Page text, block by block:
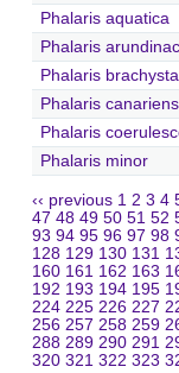
Phalaris aquatica
Phalaris
Phalaris
Phalaris
Phalaris
Phalaris minor
‹‹ previous 1 2 3 4
47 48 49 50 51 52
93 94 95 96 97 98
128 129 130 131
160 161 162 163
192 193 194 195
224 225 226 227
256 257 258 259
288 289 290 291
320 321 322 323